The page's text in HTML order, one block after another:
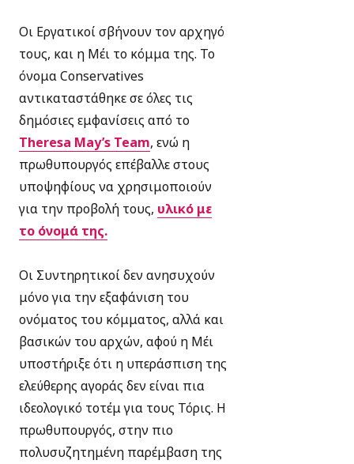
Οι Εργατικοί σβήνουν τον αρχηγό
τους, και η Μέι το κόμμα της. Το
όνομα Conservatives
αντικαταστάθηκε σε όλες τις
δημόσιες εμφανίσεις από το
Theresa May’s Team, ενώ η
πρωθυπουργός επέβαλλε στους
υποψηφίους να χρησιμοποιούν
για την προβολή τους, υλικό με
το όνομά της.
Οι Συντηρητικοί δεν ανησυχούν
μόνο για την εξαφάνιση του
ονόματος του κόμματος, αλλά και
βασικών του αρχών, αφού η Μέι
υποστήριξε ότι η υπεράσπιση της
ελεύθερης αγοράς δεν είναι πια
ιδεολογικό τοτέμγια τους Τόρις. Η
πρωθυπουργός, στην πιο
πολυσυζητημένη παρέμβαση της